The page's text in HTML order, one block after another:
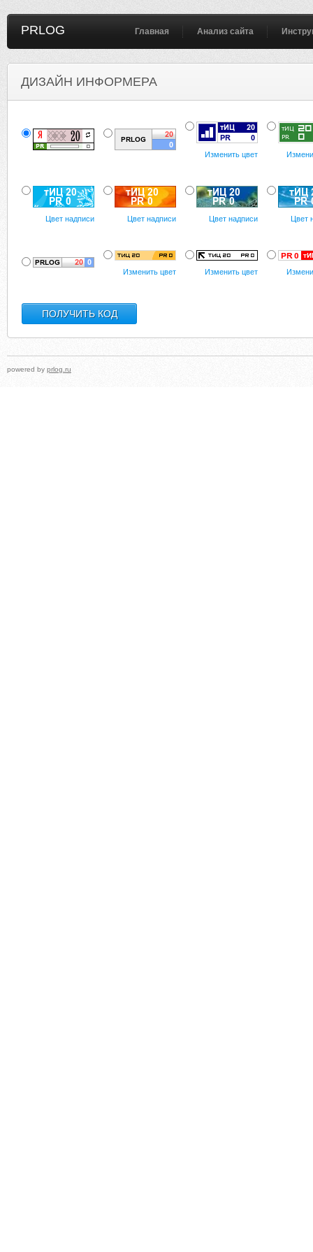
PRLOG Главная Анализ сайта
ДИЗАЙН ИНФОРМЕРА
Изменить цвет
Цвет надписи Цвет надписи Цвет надписи Цвет
Изменить цвет Изменить цвет
powered by prlog.ru